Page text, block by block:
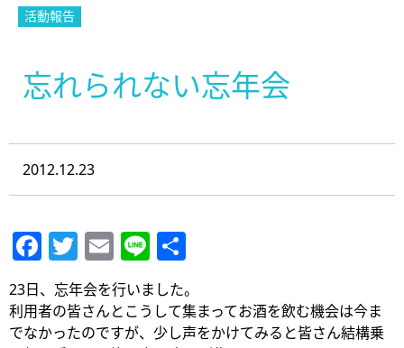
活動報告
忘れられない忘年会
2012.12.23
Facebook
Twitter
Email
Line
23日、忘年会を行いました。
利用者の皆さんとこうして集まってお酒を飲む機会は今ま
でなかったのですが、少し声をかけてみると皆さん結構乗